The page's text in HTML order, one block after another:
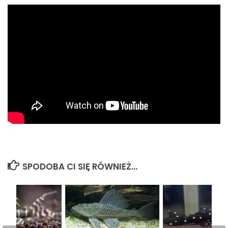
SPODOBA CI SIĘ RÓWNIEŻ...